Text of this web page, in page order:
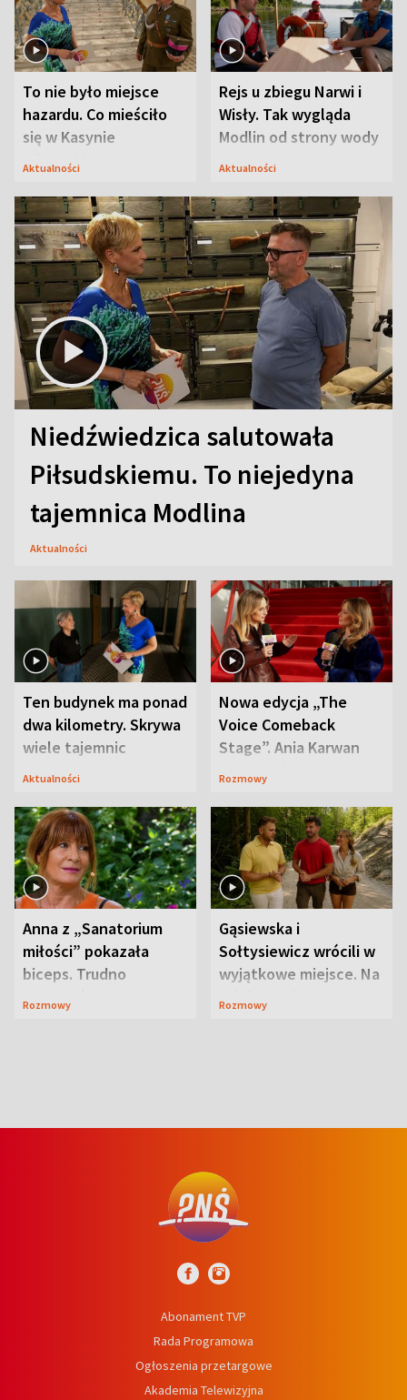
To nie było miejsce
hazardu. Co mieściło
się w Kasynie
Oficerskim?
Aktualności
Rejs u zbiegu Narwi i
Wisły. Tak wygląda
Modlin od strony wody
Aktualności
Niedźwiedzica salutowała
Piłsudskiemu. To niejedyna
tajemnica Modlina
Aktualności
Ten budynek ma ponad
dwa kilometry. Skrywa
wiele tajemnic
Aktualności
Nowa edycja „The
Voice Comeback
Stage”. Ania Karwan
zapowiada
Rozmowy
Anna z „Sanatorium
miłości” pokazała
biceps. Trudno
uwierzyć, co przeszła
Rozmowy
Gąsiewska i
Sołtysiewicz wrócili w
wyjątkowe miejsce. Na
szlaku czekał
Rozmowy
Abonament TVP
Rada Programowa
Ogłoszenia przetargowe
Akademia Telewizyjna